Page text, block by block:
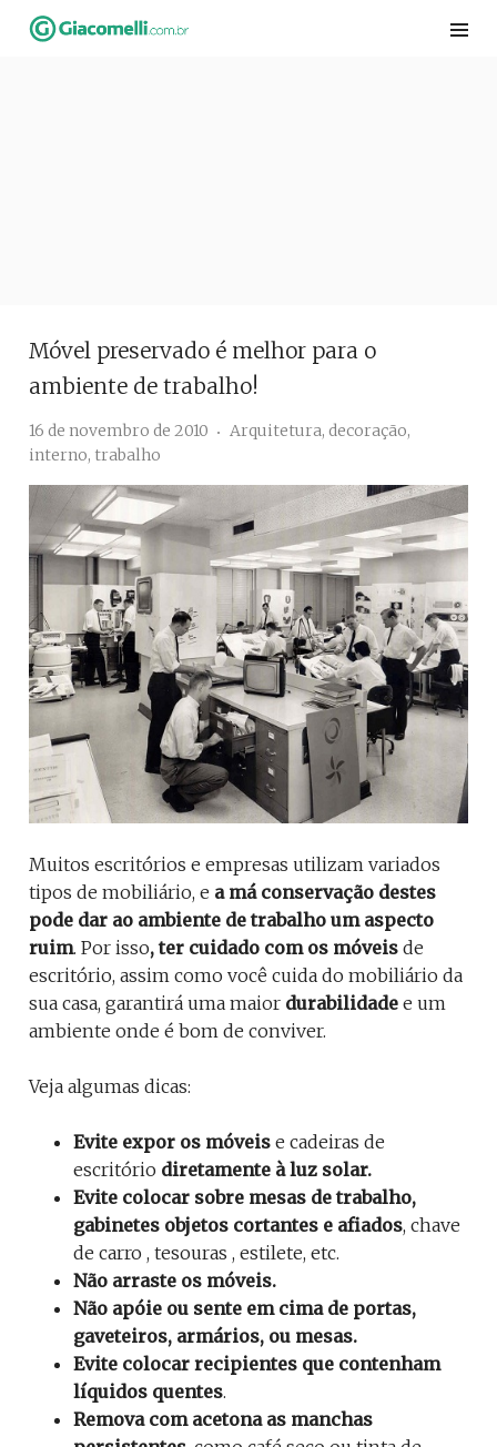
Skip
Móvel preservado é melhor para o
ambiente de trabalho!
16 de novembro de 2010 Arquitetura, decoração,
interno, trabalho
Muitos escritórios e empresas utilizam variados
tipos de mobiliário, e a má conservação destes
pode dar ao ambiente de trabalho um aspecto
ruim. Por isso, ter cuidado com os móveis de
escritório, assim como você cuida do mobiliário da
sua casa, garantirá uma maior durabilidade e um
ambiente onde é bom de conviver.
Veja algumas dicas:
Evite expor os móveis e cadeiras de
escritório diretamente à luz solar.
Evite colocar sobre mesas de trabalho,
gabinetes objetos cortantes e afiados, chave
de carro , tesouras , estilete, etc.
Não arraste os móveis.
Não apóie ou sente em cima de portas,
gaveteiros, armários, ou mesas.
Evite colocar recipientes que contenham
líquidos quentes.
Remova com acetona as manchas